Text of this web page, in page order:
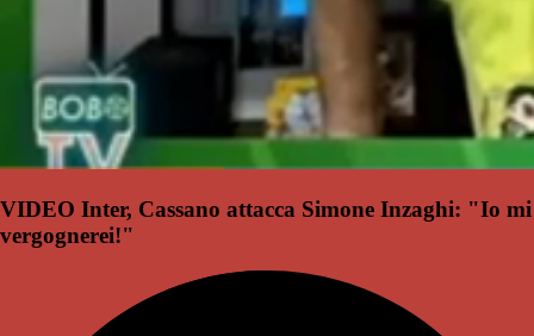
VIDEO Inter, Cassano attacca Simone Inzaghi: "Io mi
vergognerei!"